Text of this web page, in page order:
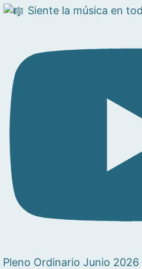
Siente la música en
Pleno Ordinario Junio 2026